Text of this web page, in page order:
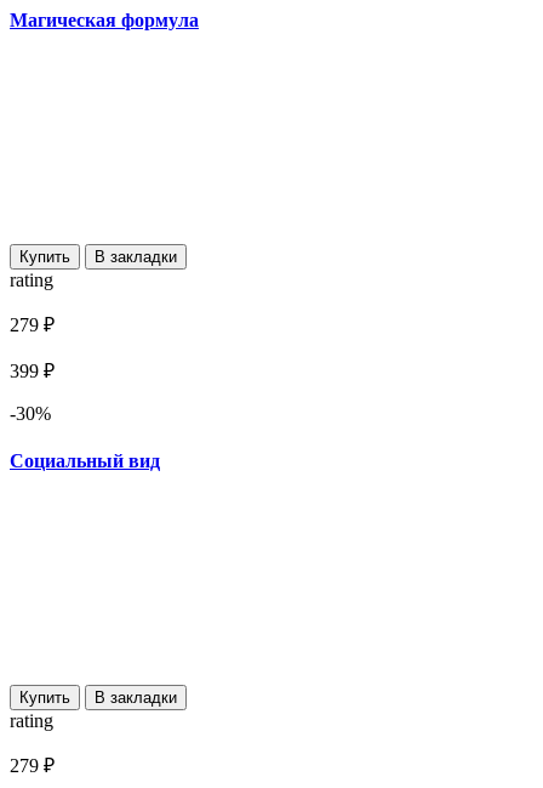
Магическая формула
Купить В закладки
rating
279 ₽
399 ₽
-30%
Социальный вид
Купить В закладки
rating
279 ₽